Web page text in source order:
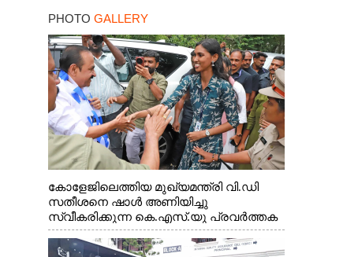
PHOTO GALLERY
കോളേജിലെത്തിയ മുഖ്യമന്ത്രി വി.ഡി
സതീശനെ ഷാൾ അണിയിച്ചു
സ്വീകരിക്കുന്ന കെ.എസ്.യു പ്രവർത്തക